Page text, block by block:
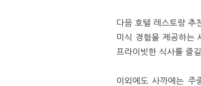
다음 호텔 레스토랑 추
미식 경험을 제공하는
프라이빗한 식사를 즐
이외에도 사까에는 주